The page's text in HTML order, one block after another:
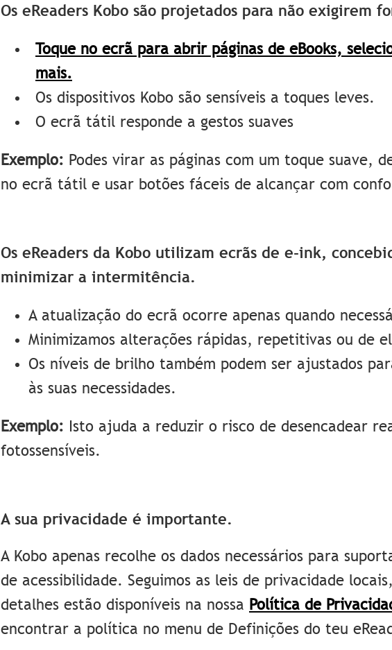
Os eReaders Kobo são projetados para não exigirem
Toque no ecrã para abrir páginas de eBooks,
mais.
Os dispositivos Kobo são sensíveis a toques leves.
O ecrã tátil responde a gestos suaves
Exemplo: Podes virar as páginas com um toque suave,
no ecrã tátil e usar botões fáceis de alcançar com
Os eReaders da Kobo utilizam ecrãs de e-ink,
minimizar a intermitência.
A atualização do ecrã ocorre apenas quando
Minimizamos alterações rápidas, repetitivas ou de
Os níveis de brilho também podem ser ajustados
às suas necessidades.
Exemplo: Isto ajuda a reduzir o risco de desencadear
fotossensíveis.
A sua privacidade é importante.
A Kobo apenas recolhe os dados necessários para
de acessibilidade. Seguimos as leis de privacidade
detalhes estão disponíveis na nossa Política de
encontrar a política no menu de Definições do teu